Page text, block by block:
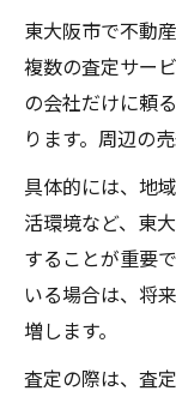
不動産
相続や住み
相続に
び方
住み替
不動産
ツ
無料サ
由
東大阪市で不動
複数の査定サー
の会社だけに頼
ります。周辺の
具体的には、地
活環境など、東
することが重要
いる場合は、将
増します。
査定の際は、査